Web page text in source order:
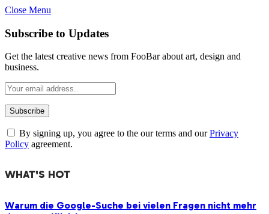
Close Menu
Subscribe to Updates
Get the latest creative news from FooBar about art, design and
business.
By signing up, you agree to the our terms and ourPrivacy
Policy agreement.
WHAT'S HOT
Warum die Google-Suche bei vielen Fragen nicht mehr